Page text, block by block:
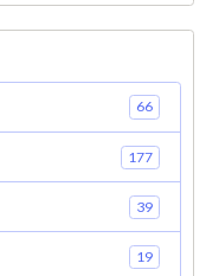
66
177
39
19